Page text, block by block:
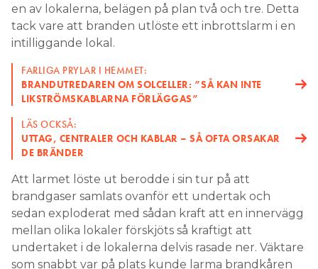
en av lokalerna, belägen på plan två och tre. Detta
tack vare att branden utlöste ett inbrottslarm i en
intilliggande lokal.
FARLIGA PRYLAR I HEMMET:
BRANDUTREDAREN OM SOLCELLER: ”SÅ KAN INTE
LIKSTRÖMSKABLARNA FÖRLÄGGAS”
LÄS OCKSÅ:
UTTAG, CENTRALER OCH KABLAR – SÅ OFTA ORSAKAR
DE BRÄNDER
Att larmet löste ut berodde i sin tur på att
brandgaser samlats ovanför ett undertak och
sedan exploderat med sådan kraft att en innervägg
mellan olika lokaler förskjöts så kraftigt att
undertaket i de lokalerna delvis rasade ner. Väktare
som snabbt var på plats kunde larma brandkåren